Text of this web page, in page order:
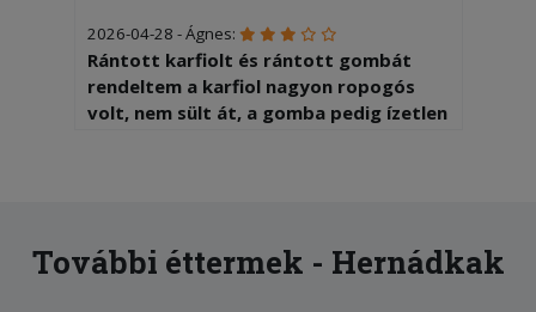
2026-04-28 - Ágnes:
Rántott karfiolt és rántott gombát
rendeltem a karfiol nagyon ropogós
volt, nem sült át, a gomba pedig ízetlen
ráadásul nagyon finom is volt.
További éttermek - Hernádkak